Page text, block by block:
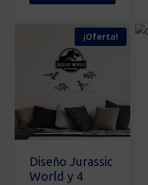
producto
múltiples
variantes.
pueden
elegir
en
la
¡Oferta!
Diseño Jurassic
World y 4